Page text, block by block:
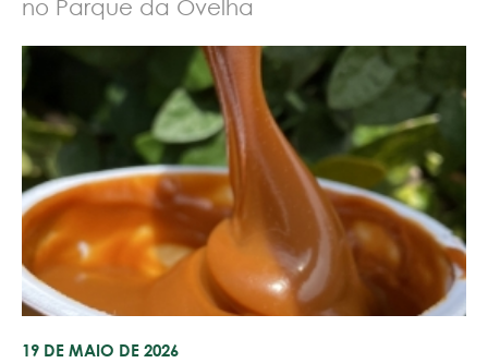
no Parque da Ovelha
19 DE MAIO DE 2026